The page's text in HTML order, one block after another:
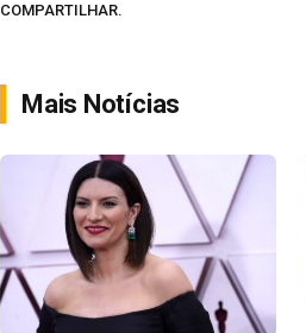
COMPARTILHAR.
Mais Notícias